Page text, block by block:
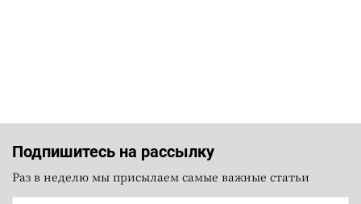
Подпишитесь на рассылку
Раз в неделю мы присылаем самые важные статьи